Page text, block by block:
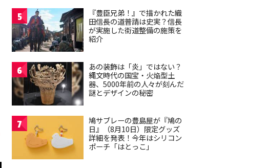
5
『豊臣兄弟！』で描かれた織
田信長の道普請は史実？信長
が実施した街道整備の施策を
紹介
6
あの装飾は「炎」ではない？
縄文時代の国宝・火焔型土
器、5000年前の人々が刻んだ
謎とデザインの秘密
7
鳩サブレーの豊島屋が『鳩の
日』（8月10日）限定グッズ
詳細を発表！今年はシリコン
ポーチ「はとっこ」